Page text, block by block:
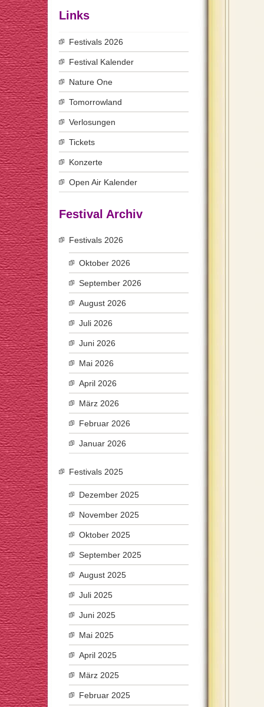
Links
Festivals 2026
Festival Kalender
Nature One
Tomorrowland
Verlosungen
Tickets
Konzerte
Open Air Kalender
Festival Archiv
Festivals 2026
Oktober 2026
September 2026
August 2026
Juli 2026
Juni 2026
Mai 2026
April 2026
März 2026
Februar 2026
Januar 2026
Festivals 2025
Dezember 2025
November 2025
Oktober 2025
September 2025
August 2025
Juli 2025
Juni 2025
Mai 2025
April 2025
März 2025
Februar 2025